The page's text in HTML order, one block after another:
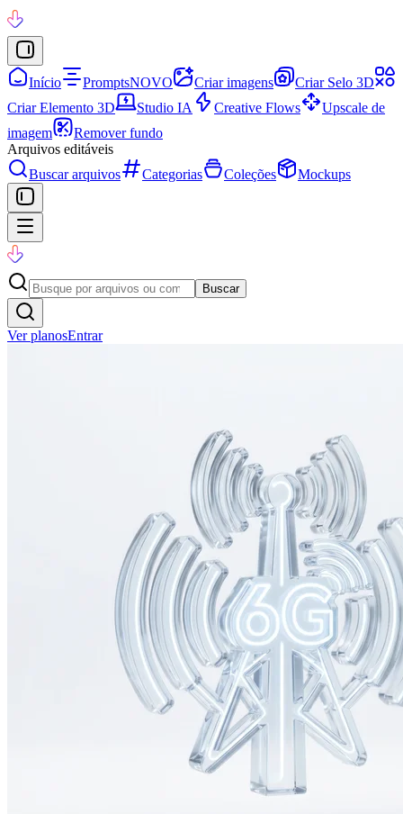
Início PromptsNOVO Criar imagens
Criar Selo 3D
Criar Elemento 3D
Studio IA Creative Flows
Upscale de
imagem
Remover fundo
Arquivos editáveis
Buscar arquivos
Categorias Coleções Mockups
Buscar
Ver planosEntrar